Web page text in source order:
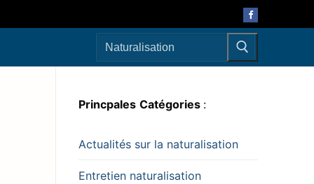
:
Princpales Catégories :
Actualités sur la naturalisation
Entretien naturalisation